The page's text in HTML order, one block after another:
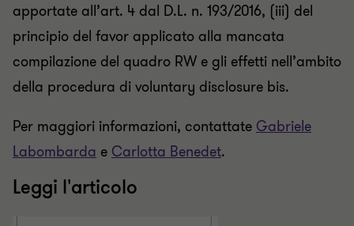
apportate all’art. 4 dal D.L. n. 193/2016, (iii) del
principio del favor applicato alla mancata
compilazione del quadro RW e gli effetti nell’ambito
della procedura di voluntary disclosure bis.
Per maggiori informazioni, contattate Gabriele
Labombarda e Carlotta Benedet.
Leggi l'articolo